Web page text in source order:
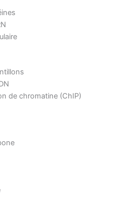
de chromatine (ChIP)